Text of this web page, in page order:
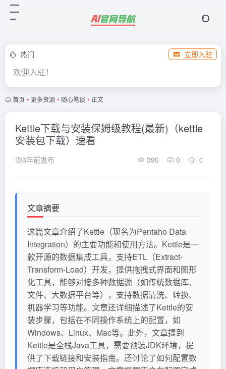
热门 立即入驻
欢迎入驻！
首页 • 更多资源 • 随心笔谈 • 正文
Kettle下载与安装保姆级教程(最新)（kettle
安装包下载）速看
3年前发布 390 0 0
文章摘要
这篇文章介绍了Kettle（现名为Pentaho Data
Integration）的主要功能和使用方法。Kettle是一
款开源的数据集成工具，支持ETL（Extract-
Transform-Load）开发，提供拖拽式界面和图形
化工具，能够对接多种数据源（如传统数据库、
文件、大数据平台等），支持数据清洗、转换、
机器学习等功能。文章还详细描述了Kettle的安
装步骤，包括在不同操作系统上的配置，如
Windows、Linux、Mac等。此外，文章提到
Kettle是全栈Java工具，需要预装JDK环境，提
供了下载链接和安装指南。还讨论了如何配置数